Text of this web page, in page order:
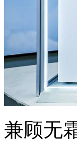
兼顾无